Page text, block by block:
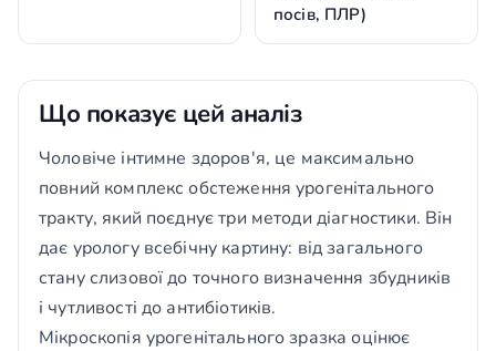
посів, ПЛР)
Що показує цей аналіз
Чоловіче інтимне здоров'я, це максимально
повний комплекс обстеження урогенітального
тракту, який поєднує три методи діагностики. Він
дає урологу всебічну картину: від загального
стану слизової до точного визначення збудників
і чутливості до антибіотиків.
Мікроскопія урогенітального зразка оцінює